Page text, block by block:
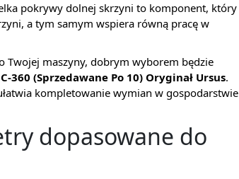
pokrywy dolnej skrzyni to komponent, który
a tym samym wspiera równą pracę w
Twojej maszyny, dobrym wyborem będzie
360 (Sprzedawane Po 10) Oryginał Ursus.
kompletowanie wymian w gospodarstwie
dopasowane do